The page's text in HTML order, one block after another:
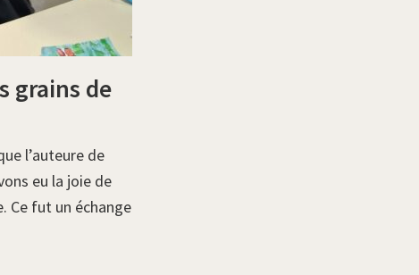
grains de
l’auteure de
eu la joie de
Ce fut un échange